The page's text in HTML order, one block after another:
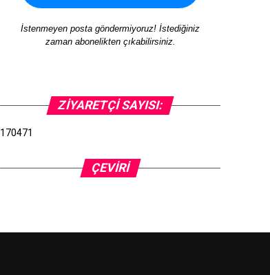
İstenmeyen posta göndermiyoruz! İstediğiniz
zaman abonelikten çıkabilirsiniz.
ZIYARETÇI SAYISI:
170471
ÇEVIRI